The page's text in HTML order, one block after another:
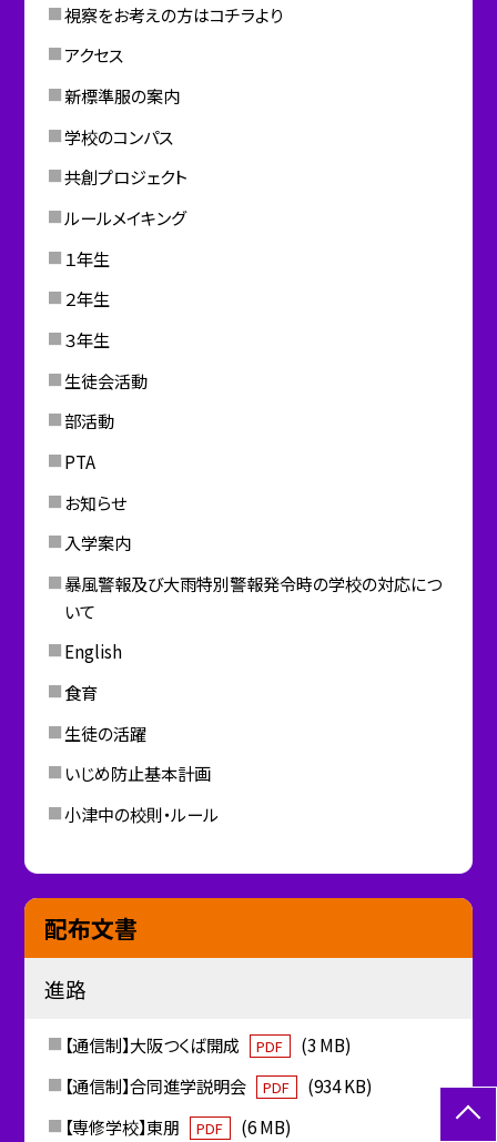
視察をお考えの方はコチラより
アクセス
新標準服の案内
学校のコンパス
共創プロジェクト
ルールメイキング
１年生
２年生
３年生
生徒会活動
部活動
PTA
お知らせ
入学案内
暴風警報及び大雨特別警報発令時の学校の対応につ
いて
English
食育
生徒の活躍
いじめ防止基本計画
小津中の校則・ルール
配布文書
進路
【通信制】大阪つくば開成 PDF
(3 MB)
【通信制】合同進学説明会
PDF
(934 KB)
【専修学校】東朋
PDF (6 MB)